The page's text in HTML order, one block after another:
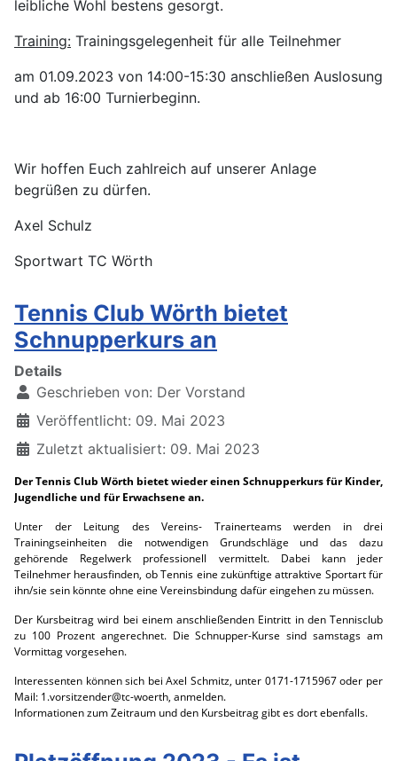
leibliche Wohl bestens gesorgt.
Training: Trainingsgelegenheit für alle Teilnehmer
am 01.09.2023 von 14:00-15:30 anschließen Auslosung
und ab 16:00 Turnierbeginn.
Wir hoffen Euch zahlreich auf unserer Anlage
begrüßen zu dürfen.
Axel Schulz
Sportwart TC Wörth
Tennis Club Wörth bietet
Schnupperkurs an
Details
Geschrieben von: Der Vorstand
Veröffentlicht: 09. Mai 2023
Zuletzt aktualisiert: 09. Mai 2023
Der Tennis Club Wörth bietet wieder einen Schnupperkurs für Kinder,
Jugendliche und für Erwachsene an.
Unter der Leitung des Vereins- Trainerteams werden in drei
Trainingseinheiten die notwendigen Grundschläge und das dazu
gehörende Regelwerk professionell vermittelt. Dabei kann jeder
Teilnehmer herausfinden, ob Tennis eine zukünftige attraktive Sportart für
ihn/sie sein könnte ohne eine Vereinsbindung dafür eingehen zu müssen.
Der Kursbeitrag wird bei einem anschließenden Eintritt in den Tennisclub
zu 100 Prozent angerechnet. Die Schnupper-Kurse sind samstags am
Vormittag vorgesehen.
Interessenten können sich bei Axel Schmitz, unter 0171-1715967 oder per
Mail: 1.vorsitzender@tc-woerth, anmelden.
Informationen zum Zeitraum und den Kursbeitrag gibt es dort ebenfalls.